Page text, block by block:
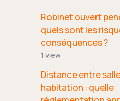
Robinet ouvert
quels sont les
conséquences ?
1 view
Distance entre
habitation : quelle